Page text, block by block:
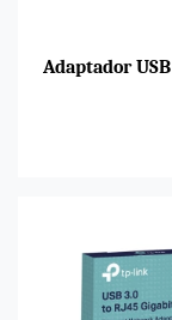
Adaptador